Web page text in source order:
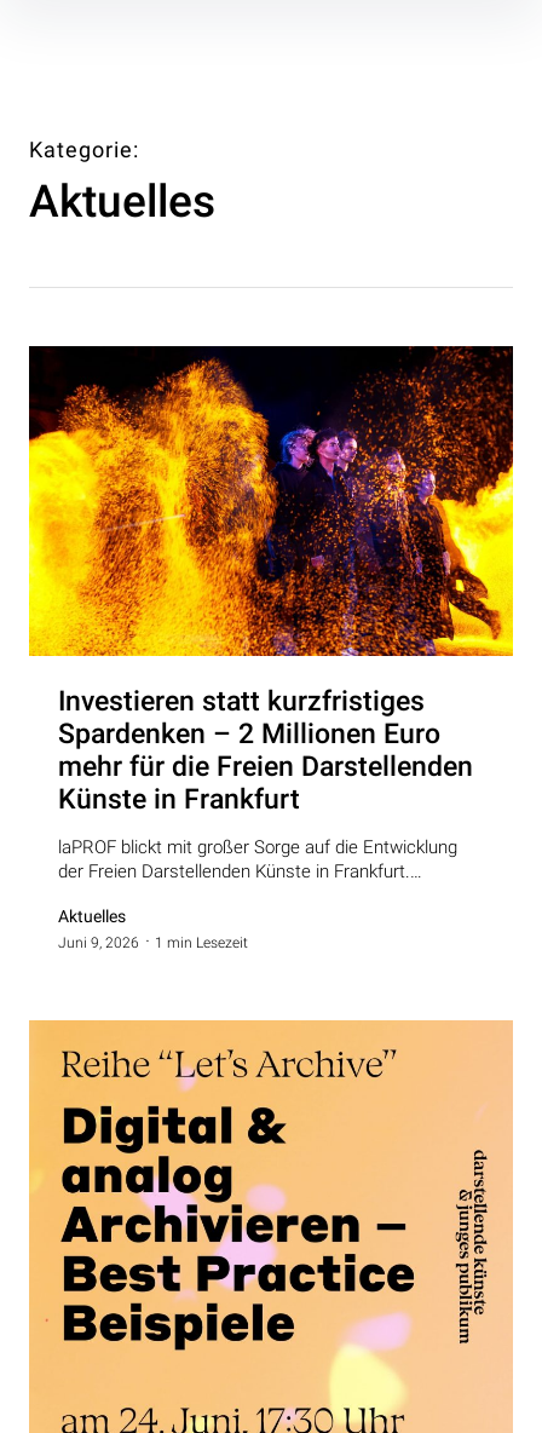
Kategorie
Aktuelles
Investieren statt kurzfristiges
Spardenken – 2 Millionen Euro
mehr für die Freien Darstellenden
Künste in Frankfurt
laPROF blickt mit großer Sorge auf die Entwicklung
der Freien Darstellenden Künste in Frankfurt.…
Aktuelles
Juni 9, 2026 1 min Lesezeit